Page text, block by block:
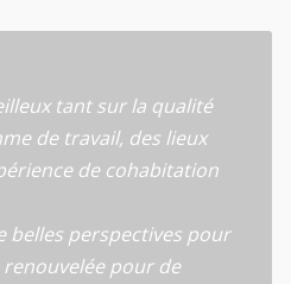
tant sur la qualité
de travail, des lieux
de cohabitation
belles perspectives pour
pour de